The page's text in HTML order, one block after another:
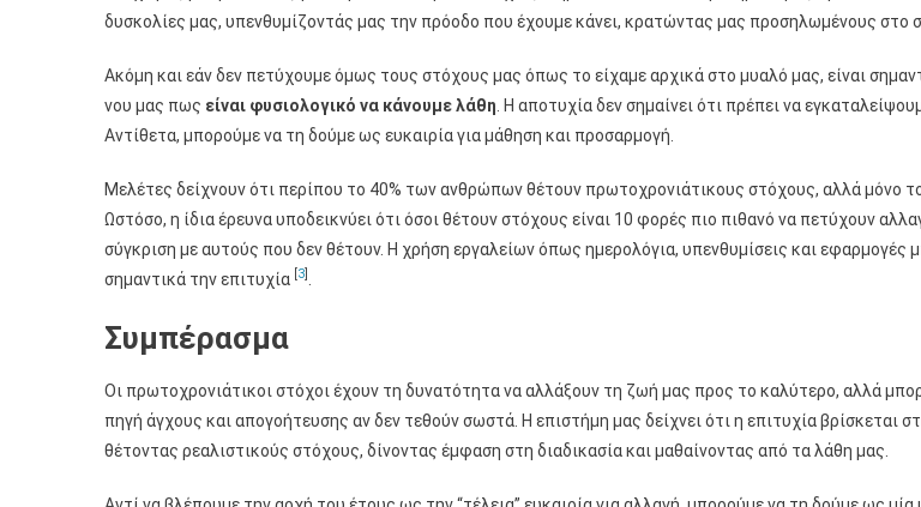
δυσκολίες μας, υπενθυμίζοντάς μας την πρόοδο που έχουμε κάνει, κρατώντας μας προσηλωμένους στο
Ακόμη και εάν δεν πετύχουμε όμως τους στόχους μας όπως το είχαμε αρχικά στο μυαλό μας, είναι
νου μας πως είναι φυσιολογικό να κάνουμε λάθη . Η αποτυχία δεν σημαίνει ότι πρέπει να
Αντίθετα, μπορούμε να τη δούμε ως ευκαιρία για μάθηση και προσαρμογή.
Μελέτες δείχνουν ότι περίπου το 40% των ανθρώπων θέτουν πρωτοχρονιάτικους στόχους, αλλά μόνο το
Ωστόσο, η ίδια έρευνα υποδεικνύει ότι όσοι θέτουν στόχους είναι 10 φορές πιο πιθανό να πετύχουν
σύγκριση με αυτούς που δεν θέτουν. Η χρήση εργαλείων όπως ημερολόγια, υπενθυμίσεις και εφαρμογές
σημαντικά την επιτυχία 3
Συμπέρασμα
Οι πρωτοχρονιάτικοι στόχοι έχουν τη δυνατότητα να αλλάξουν τη ζωή μας προς το καλύτερο, αλλά
πηγή άγχους και απογοήτευσης αν δεν τεθούν σωστά. Η επιστήμη μας δείχνει ότι η επιτυχία βρίσκεται
θέτοντας ρεαλιστικούς στόχους, δίνοντας έμφαση στη διαδικασία και μαθαίνοντας από τα λάθη μας.